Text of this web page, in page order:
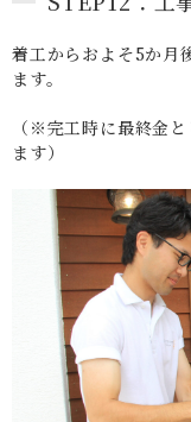
着工からおよそ5か月
ます。
（※完工時に最終金
ます）